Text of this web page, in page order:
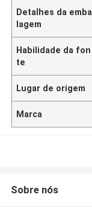
Detalhes da emba
lagem
Habilidade da fon
te
Lugar de origem
Marca
Sobre nós